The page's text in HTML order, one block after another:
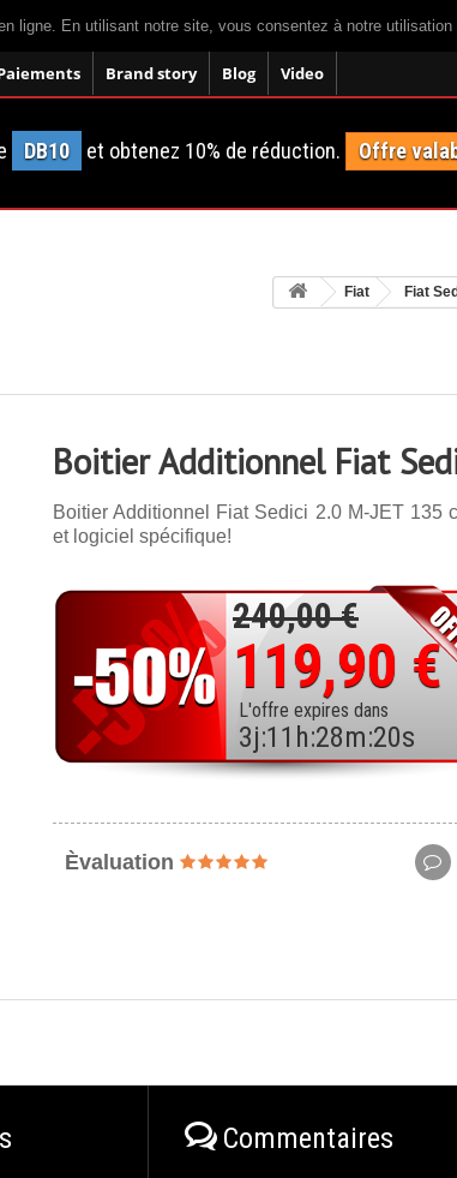
ligne. En utilisant notre site, vous consentez à notre utilisation
Brand story Blog Video
DB10 et obtenez 10% de réduction. Offre
Fiat Fiat
Boitier Additionnel Fiat
Boitier Additionnel Fiat Sedici 2.0 M-JET 135
et logiciel spécifique!
240,00 €
119,90 €
L'offre expires dans
3j:11 h:28m:18s
Èvaluation
Commentaires